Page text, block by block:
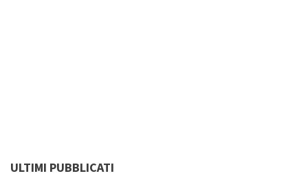
ULTIMI PUBBLICATI